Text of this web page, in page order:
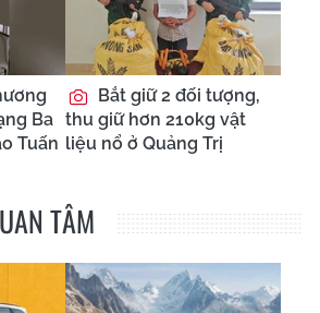
Ba
Tuấn
Bắt giữ 2 đối tượng,
thu giữ hơn 210kg vật
liệu nổ ở Quảng Trị
TÂM